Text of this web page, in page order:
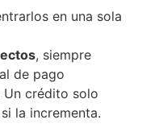
en una sola
, siempre
de pago
Un crédito solo
la incrementa.